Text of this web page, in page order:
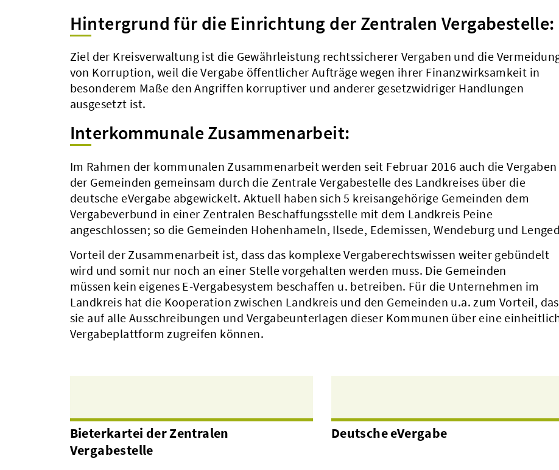
Hintergrund für die Einrichtung der Zentralen Vergabestelle:
Ziel der Kreisverwaltung ist die Gewährleistung rechtssicherer Vergaben und die
von Korruption, weil die Vergabe öffentlicher Aufträge wegen ihrer Finanzwirksamkeit in
besonderem Maße den Angriffen korruptiver und anderer gesetzwidriger Handlungen
ausgesetzt ist.
Interkommunale Zusammenarbeit:
Im Rahmen der kommunalen Zusammenarbeit werden seit Februar 2016 auch die Vergaben
der Gemeinden gemeinsam durch die Zentrale Vergabestelle des Landkreises über die
deutsche eVergabe abgewickelt. Aktuell haben sich 5 kreisangehörige Gemeinden dem
Vergabeverbund in einer Zentralen Beschaffungsstelle mit dem Landkreis Peine
angeschlossen; so die Gemeinden Hohenhameln, Ilsede, Edemissen, Wendeburg und
Vorteil der Zusammenarbeit ist, dass das komplexe Vergaberechtswissen weiter gebündelt
wird und somit nur noch an einer Stelle vorgehalten werden muss. Die Gemeinden
müssen kein eigenes E-Vergabesystem beschaffen u. betreiben. Für die Unternehmen im
Landkreis hat die Kooperation zwischen Landkreis und den Gemeinden u.a. zum Vorteil,
sie auf alle Ausschreibungen und Vergabeunterlagen dieser Kommunen über eine
Vergabeplattform zugreifen können.
Bieterkartei der Zentralen
Vergabestelle
Deutsche eVergabe